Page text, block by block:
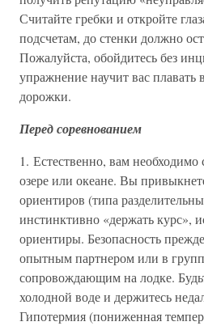
Считайте гребки и откройте
подсчетам, до стенки должно
Пожалуйста, обойдитесь без
упражнение научит вас плавать
дорожки.
Перед соревнованием
1. Естественно, вам необходимо
озере или океане. Вы
ориентиров (типа
инстинктивно «держать курс»,
ориентиры. Безопасность
опытным партнером или в
сопровождающим на лодке.
холодной воде и держитесь
Гипотермия (пониженная